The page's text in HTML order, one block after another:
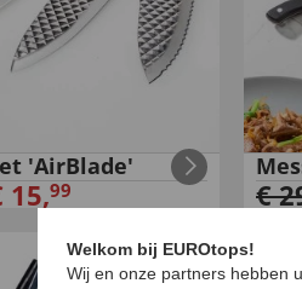
'AirBlade'
15,99 €
Welkom bij EUROtops!
Wij en onze partners hebben